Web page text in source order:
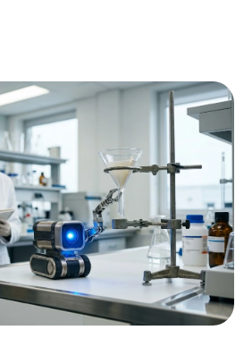
de entender.